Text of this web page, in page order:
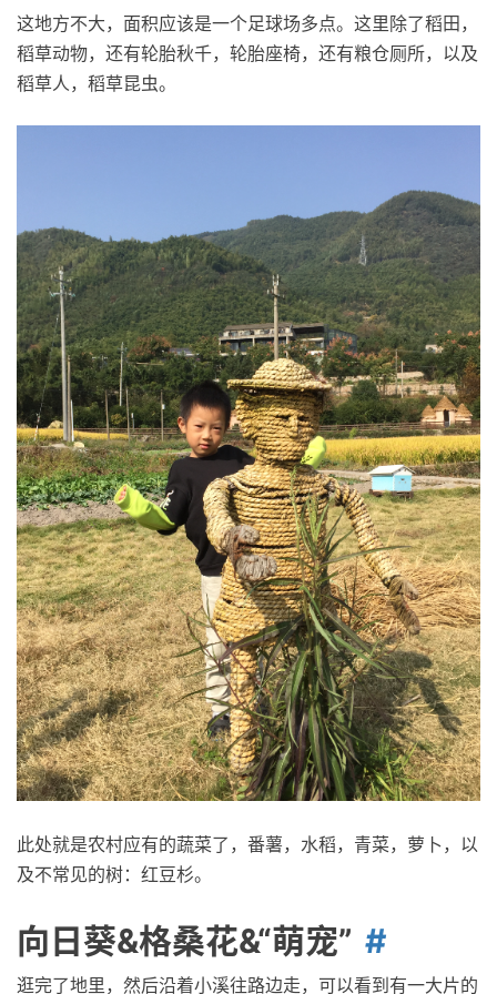
这地方不大，面积应该是一个足球场多点。这里除了稻田，
稻草动物，还有轮胎秋千，轮胎座椅，还有粮仓厕所，以及
稻草人，稻草昆虫。
此处就是农村应有的蔬菜了，番薯，水稻，青菜，萝卜，以
及不常见的树：红豆杉。
向日葵&格桑花&“萌宠”
逛完了地里，然后沿着小溪往路边走，可以看到有一大片的